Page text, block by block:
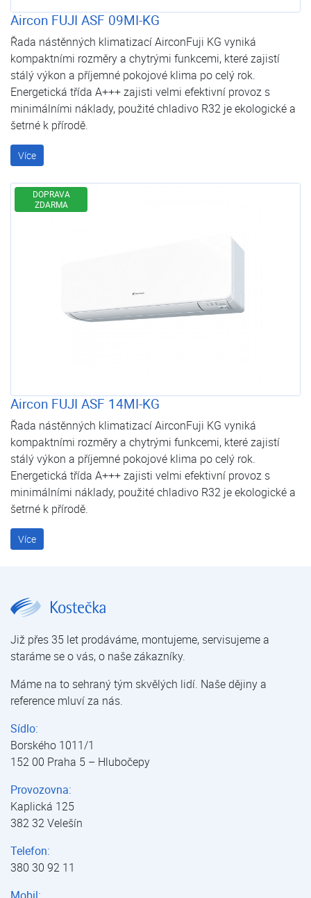
Aircon FUJI ASF 09MI-KG
Řada nástěnných klimatizací AirconFuji KG vyniká
kompaktními rozměry a chytrými funkcemi, které zajistí
stálý výkon a příjemné pokojové klima po celý rok.
Energetická třída A+++ zajisti velmi efektivní provoz s
minimálními náklady, použité chladivo R32 je ekologické a
šetrné k přírodě.
Více
DOPRAVA
ZDARMA
Aircon FUJI ASF 14MI-KG
Řada nástěnných klimatizací AirconFuji KG vyniká
kompaktními rozměry a chytrými funkcemi, které zajistí
stálý výkon a příjemné pokojové klima po celý rok.
Energetická třída A+++ zajisti velmi efektivní provoz s
minimálními náklady, použité chladivo R32 je ekologické a
šetrné k přírodě.
Více
Již přes 35 let prodáváme, montujeme, servisujeme a
staráme se o vás, o naše zákazníky.
Máme na to sehraný tým skvělých lidí. Naše dějiny a
reference mluví za nás.
Sídlo:
Borského 1011/1
152 00 Praha 5 – Hlubočepy
Provozovna:
Kaplická 125
382 32 Velešín
Telefon:
380 30 92 11